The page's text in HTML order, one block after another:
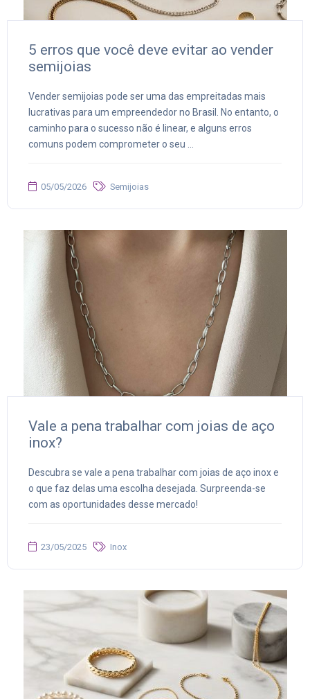
5 erros que você deve evitar ao vender
semijoias
Vender semijoias pode ser uma das empreitadas mais
lucrativas para um empreendedor no Brasil. No entanto, o
caminho para o sucesso não é linear, e alguns erros
comuns podem comprometer o seu ...
05/05/2026 Semijoias
Vale a pena trabalhar com joias de aço
inox?
Descubra se vale a pena trabalhar com joias de aço inox e
o que faz delas uma escolha desejada. Surpreenda-se
com as oportunidades desse mercado!
23/05/2025 Inox